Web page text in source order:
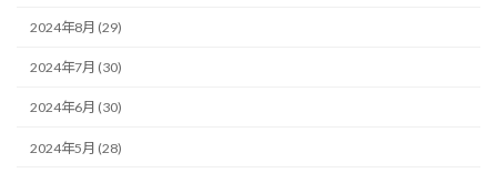
2024年8月 (29)
2024年7月 (30)
2024年6月 (30)
2024年5月 (28)